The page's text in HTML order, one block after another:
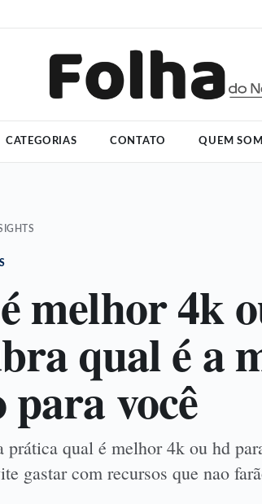
CATEGORIAS CONTATO QUEM
melhor 4k
qual é a
para você
prática qual é melhor 4k ou hd
gastar com recursos que nao